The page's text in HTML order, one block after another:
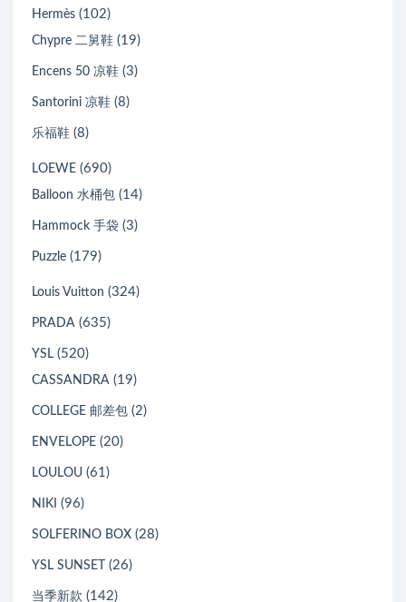
Hermès (102)
Chypre 二舅鞋 (19)
Encens 50 凉鞋 (3)
Santorini 凉鞋 (8)
乐福鞋 (8)
LOEWE (690)
Balloon 水桶包 (14)
Hammock 手袋 (3)
Puzzle (179)
Louis Vuitton (324)
PRADA (635)
YSL (520)
CASSANDRA (19)
COLLEGE 邮差包 (2)
ENVELOPE (20)
LOULOU (61)
NIKI (96)
SOLFERINO BOX (28)
YSL SUNSET (26)
当季新款 (142)